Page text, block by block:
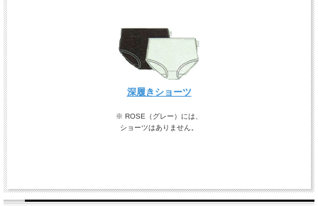
深履きショーツ
※ ROSE（グレー）には、
ショーツはありません。